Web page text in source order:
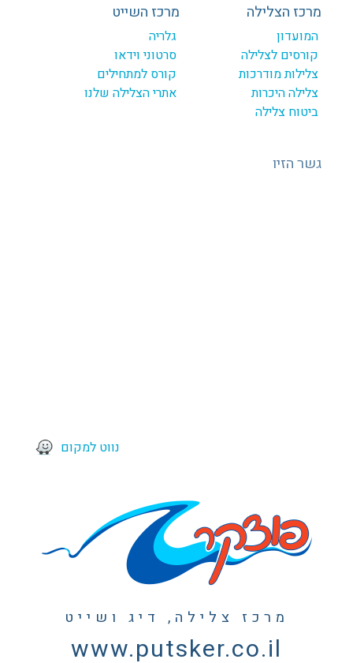
מרכז הצלילה
המועדון
קורסים לצלילה
צלילות מודרכות
צלילה היכרות
ביטוח צלילה
מרכז השייט
גלריה
סרטוני וידאו
קורס למתחילים
אתרי הצלילה שלנו
גשר הזיו
נווט למקום
מרכז צלילה, דיג ושייט
www.putsker.co.il